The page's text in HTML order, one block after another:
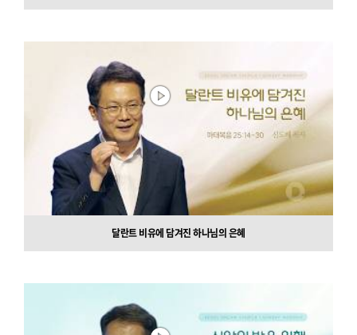
달란트 비유에 담겨진 하나님의 은혜